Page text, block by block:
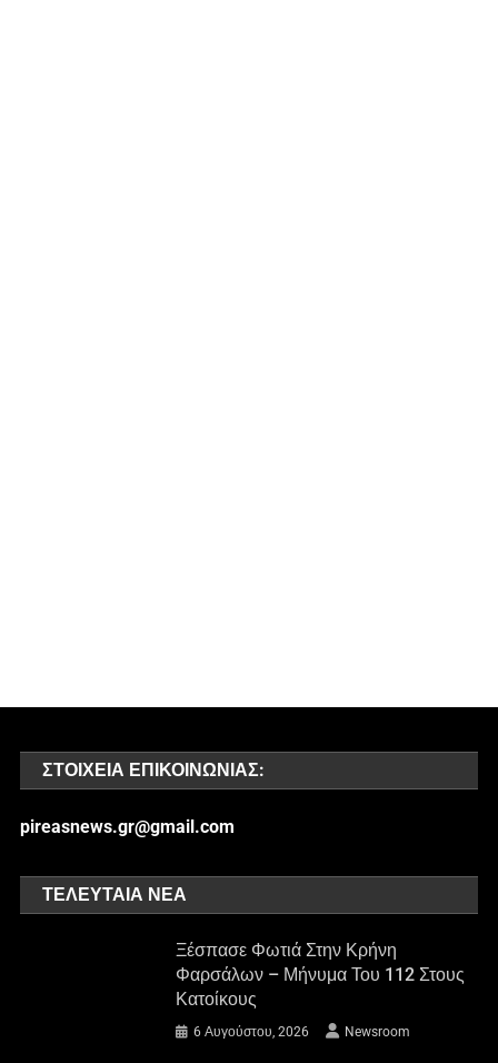
ΣΤΟΙΧΕΊΑ ΕΠΙΚΟΙΝΩΝΊΑΣ:
pireasnews.gr@gmail.com
ΤΕΛΕΥΤΑΊΑ ΝΈΑ
Ξέσπασε Φωτιά Στην Κρήνη
Φαρσάλων – Μήνυμα Του 112 Στους
Κατοίκους
6 Αυγούστου, 2026 Newsroom